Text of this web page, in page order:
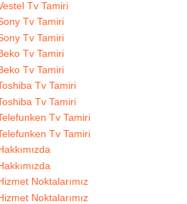
Tv Tamiri
Tv Tamiri
Tv Tamiri
Tv Tamiri
Tv Tamiri
Tv Tamiri
Tv Tamiri
Tv Tamiri
Tv Tamiri
Noktalarımız
Noktalarımız